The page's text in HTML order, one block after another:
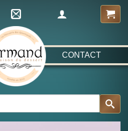
CONTACT